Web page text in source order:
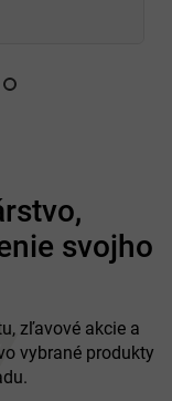
svojho
zľavové akcie a
vybrané produkty